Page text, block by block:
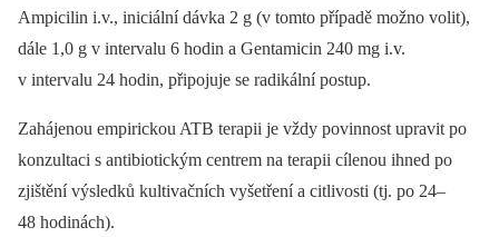
Ampicilin i.v., iniciální dávka 2 g (v tomto případě možno volit),
dále 1,0 g v intervalu 6 hodin a Gentamicin 240 mg i.v.
v intervalu 24 hodin, připojuje se radikální postup.
Zahájenou empirickou ATB terapii je vždy povinnost upravit po
konzultaci s antibiotickým centrem na terapii cílenou ihned po
zjištění výsledků kultivačních vyšetření a citlivosti (tj. po 24–
48 hodinách).